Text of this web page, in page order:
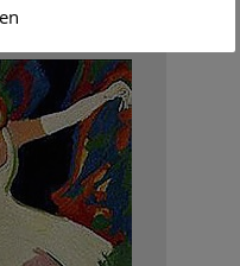
Frank